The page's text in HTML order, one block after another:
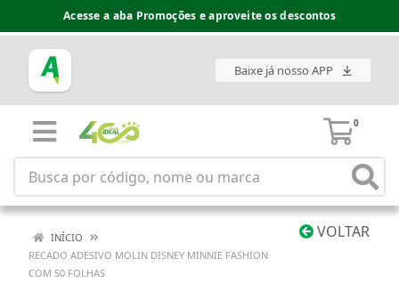
Acesse a aba Promoções e aproveite os descontos
Baixe já nosso APP
0
VOLTAR
INÍCIO
RECADO ADESIVO MOLIN DISNEY MINNIE FASHION
COM 50 FOLHAS